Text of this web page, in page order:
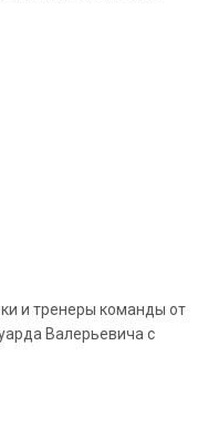
и тренеры команды от
Валерьевича с